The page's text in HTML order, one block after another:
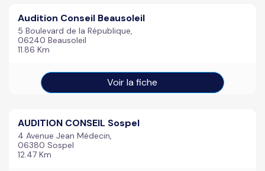
Audition Conseil Beausoleil
5 Boulevard de la République,
06240 Beausoleil
11.86 Km
Voir la fiche
AUDITION CONSEIL Sospel
4 Avenue Jean Médecin,
06380 Sospel
12.47 Km